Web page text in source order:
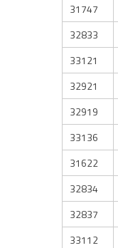
31747
32833
33121
32921
32919
33136
31622
32834
32837
33112